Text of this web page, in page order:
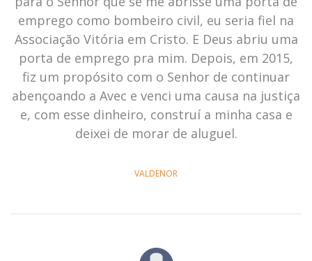
emprego como bombeiro civil, eu seria fiel na
Associação Vitória em Cristo. E Deus abriu uma
porta de emprego pra mim. Depois, em 2015,
fiz um propósito com o Senhor de continuar
abençoando a Avec e venci uma causa na justiça
e, com esse dinheiro, construí a minha casa e
deixei de morar de aluguel.
VALDENOR